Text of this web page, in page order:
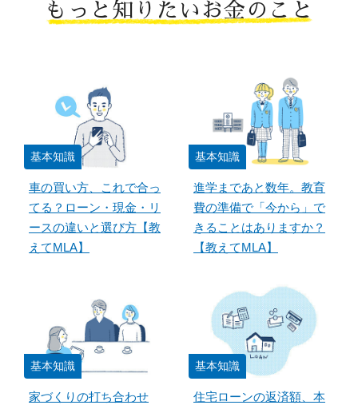
もっと知りたいお金のこと
基本知識
車の買い方、これで合っ
てる？ローン・現金・リ
ースの違いと選び方【教
えてMLA】
基本知識
進学まであと数年。教育
費の準備で「今から」で
きることはありますか？
【教えてMLA】
基本知識
家づくりの打ち合わせ
基本知識
住宅ローンの返済額、本